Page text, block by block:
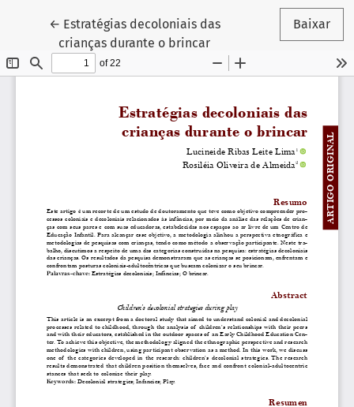
← Voltar aos Detalhes do Artigo
Estratégias decoloniais das
crianças durante o brincar
Baixar